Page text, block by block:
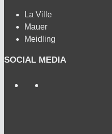
La Ville
Mauer
Meidling
SOCIAL MEDIA